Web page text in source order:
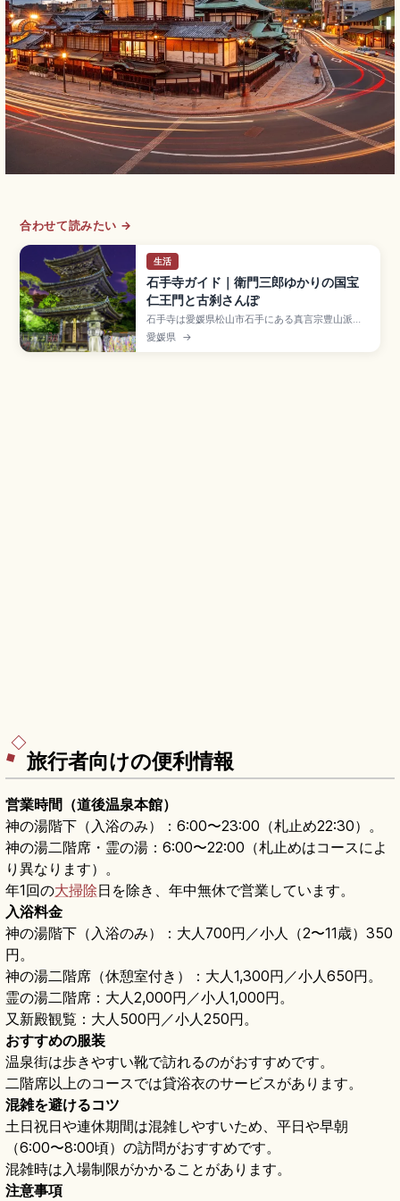
合わせて読みたい →
生活
石手寺ガイド｜衛門三郎ゆかりの国宝
仁王門と古刹さんぽ
石手寺は愛媛県松山市石手にある真言宗豊山派の
寺院で、四国八十八ヶ所霊場の第51番札所として
衛門三郎再来伝説で知られる古刹です。国宝の仁
愛媛県 →
旅行者向けの便利情報
営業時間（道後温泉本館）
神の湯階下（入浴のみ）：6:00〜23:00（札止め22:30）。
神の湯二階席・霊の湯：6:00〜22:00（札止めはコースによ
り異なります）。
年1回の大掃除日を除き、年中無休で営業しています。
入浴料金
神の湯階下（入浴のみ）：大人700円／小人（2〜11歳）350
円。
神の湯二階席（休憩室付き）：大人1,300円／小人650円。
霊の湯二階席：大人2,000円／小人1,000円。
又新殿観覧：大人500円／小人250円。
おすすめの服装
温泉街は歩きやすい靴で訪れるのがおすすめです。
二階席以上のコースでは貸浴衣のサービスがあります。
混雑を避けるコツ
土日祝日や連休期間は混雑しやすいため、平日や早朝
（6:00〜8:00頃）の訪問がおすすめです。
混雑時は入場制限がかかることがあります。
注意事項